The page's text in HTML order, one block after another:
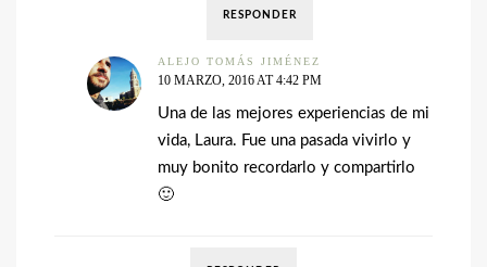
RESPONDER
ALEJO TOMÁS JIMÉNEZ
10 MARZO, 2016 AT 4:42 PM
Una de las mejores experiencias de mi
vida, Laura. Fue una pasada vivirlo y
muy bonito recordarlo y compartirlo
🙂